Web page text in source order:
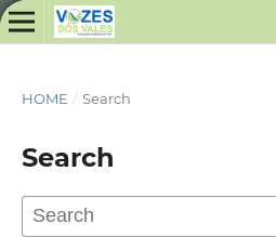
HOME / Search
Search